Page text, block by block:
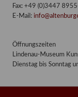
Fax: +49 (0)3447
E-Mail:
Öffnungszeiten
Lindenau-Museum
Dienstag bis Sonntag